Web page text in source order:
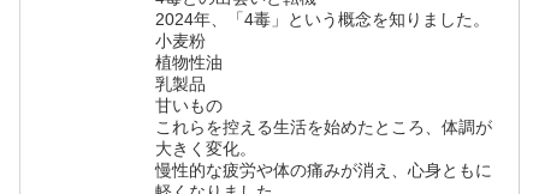
2024年、「4毒」という概念を知りました。
小麦粉
植物性油
乳製品
甘いもの
これらを控える生活を始めたところ、体調が
大きく変化。
慢性的な疲労や体の痛みが消え、心身ともに